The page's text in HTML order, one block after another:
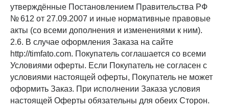
утверждённые Постановлением Правительства РФ
№ 612 от 27.09.2007 и иные нормативные правовые
акты (со всеми дополнения и изменениями к ним).
2.6. В случае оформления Заказа на сайте
http://timfato.com. Покупатель соглашается со всеми
Условиями оферты. Если Покупатель не согласен с
условиями настоящей оферты, Покупатель не может
оформить Заказ. При исполнении Заказа условия
настоящей Оферты обязательны для обеих Сторон.